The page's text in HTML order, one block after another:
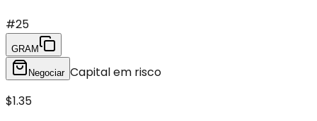
#25
GRAM
Negociar Capital em risco
$1.35